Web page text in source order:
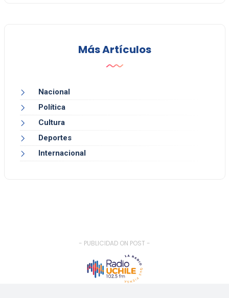
Más Artículos
Nacional
Política
Cultura
Deportes
Internacional
- PUBLICIDAD ON POST -